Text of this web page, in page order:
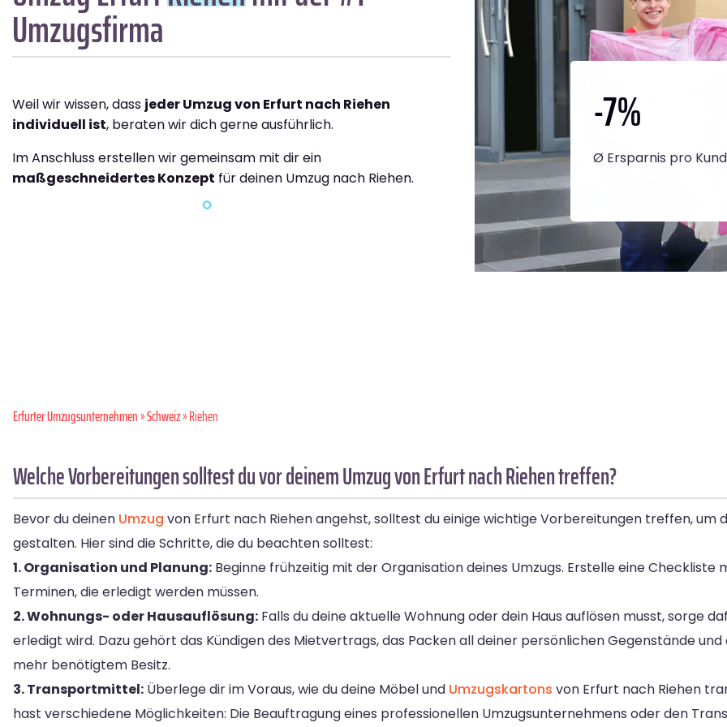
Umzugsfirma
Weil wir wissen, dass jeder Umzug von Erfurt nach Riehen
individuell ist, beraten wir dich gerne ausführlich.
Im Anschluss erstellen wir gemeinsam mit dir ein
maßgeschneidertes Konzept für deinen Umzug nach Riehen.
-7%
Ø Ersparnis pro
Erfurter Umzugsunternehmen»Schweiz» Riehen
Welche Vorbereitungen solltest du vor deinem Umzug von Erfurt nach Riehen treffen?
Bevor du deinen Umzug von Erfurt nach Riehen angehst, solltest du einige wichtige Vorbereitungen treffen, um
gestalten. Hier sind die Schritte, die du beachten solltest:
1. Organisation und Planung: Beginne frühzeitig mit der Organisation deines Umzugs. Erstelle eine Checkliste
Terminen, die erledigt werden müssen.
2. Wohnungs- oder Hausauflösung: Falls du deine aktuelle Wohnung oder dein Haus auflösen musst, sorge
erledigt wird. Dazu gehört das Kündigen des Mietvertrags, das Packen all deiner persönlichen Gegenstände
mehr benötigtem Besitz.
3. Transportmittel: Überlege dir im Voraus, wie du deine Möbel und Umzugskartons von Erfurt nach Riehen
hast verschiedene Möglichkeiten: Die Beauftragung eines professionellen Umzugsunternehmens oder den